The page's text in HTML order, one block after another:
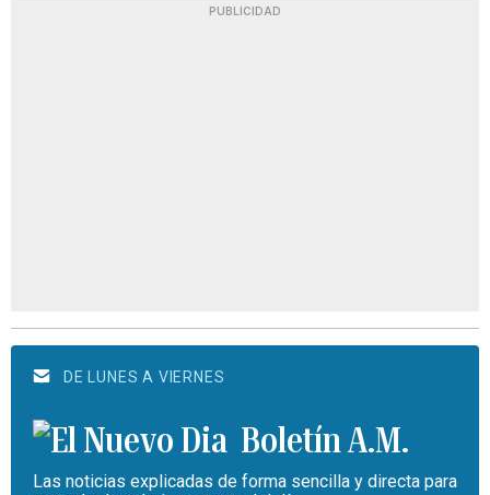
PUBLICIDAD
DE LUNES A VIERNES
Boletín A.M.
Las noticias explicadas de forma sencilla y directa para